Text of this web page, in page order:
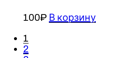
100₽ В корзину
1
2